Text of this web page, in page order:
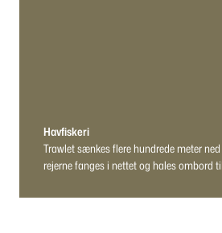
Havfiskeri
Trawlet sænkes flere hundrede meter
rejerne fanges i nettet og hales ombord